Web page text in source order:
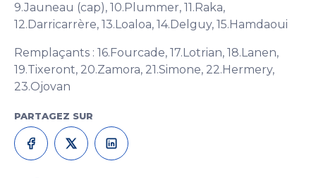
PARTAGEZ SUR
9.Jauneau (cap), 10.Plummer, 11.Raka,
12.Darricarrère, 13.Loaloa, 14.Delguy, 15.Hamdaoui
Remplaçants : 16.Fourcade, 17.Lotrian, 18.Lanen,
19.Tixeront, 20.Zamora, 21.Simone, 22.Hermery,
23.Ojovan